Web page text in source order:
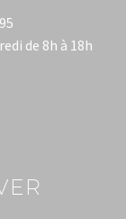
de 8h à 18h